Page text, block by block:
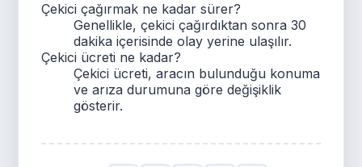
Çekici çağırmak ne kadar sürer?
Genellikle, çekici çağırdıktan sonra 30
dakika içerisinde olay yerine ulaşılır.
Çekici ücreti ne kadar?
Çekici ücreti, aracın bulunduğu konuma
ve arıza durumuna göre değişiklik
gösterir.